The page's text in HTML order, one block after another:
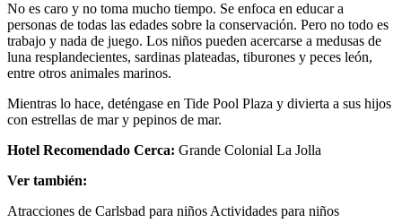
No es caro y no toma mucho tiempo. Se enfoca en educar a
personas de todas las edades sobre la conservación. Pero no todo es
trabajo y nada de juego. Los niños pueden acercarse a medusas de
luna resplandecientes, sardinas plateadas, tiburones y peces león,
entre otros animales marinos.
Mientras lo hace, deténgase en Tide Pool Plaza y divierta a sus hijos
con estrellas de mar y pepinos de mar.
Hotel Recomendado Cerca: Grande Colonial La Jolla
Ver también:
Atracciones de Carlsbad para niños Actividades para niños